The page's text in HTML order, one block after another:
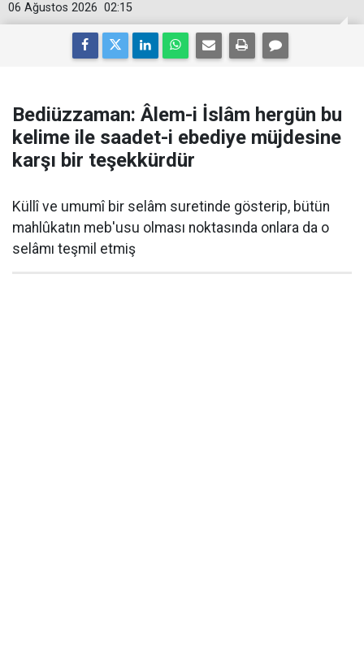
02:15
06 Ağustos 2026
Bediüzzaman: Âlem-i İslâm hergün bu
kelime ile saadet-i ebediye müjdesine
karşı bir teşekkürdür
Küllî ve umumî bir selâm suretinde gösterip, bütün
mahlûkatın meb'usu olması noktasında onlara da o
selâmı teşmil etmiş